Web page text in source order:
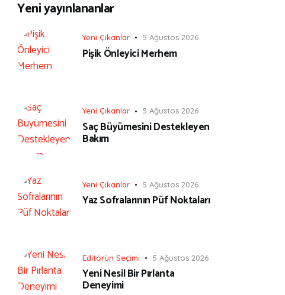
Yeni yayınlananlar
Yeni Çıkanlar 5 Ağustos 2026
Pişik Önleyici Merhem
Yeni Çıkanlar 5 Ağustos 2026
Saç Büyümesini Destekleyen
Bakım
Yeni Çıkanlar 5 Ağustos 2026
Yaz Sofralarının Püf Noktaları
Editörün Seçimi 5 Ağustos 2026
Yeni Nesil Bir Pırlanta
Deneyimi